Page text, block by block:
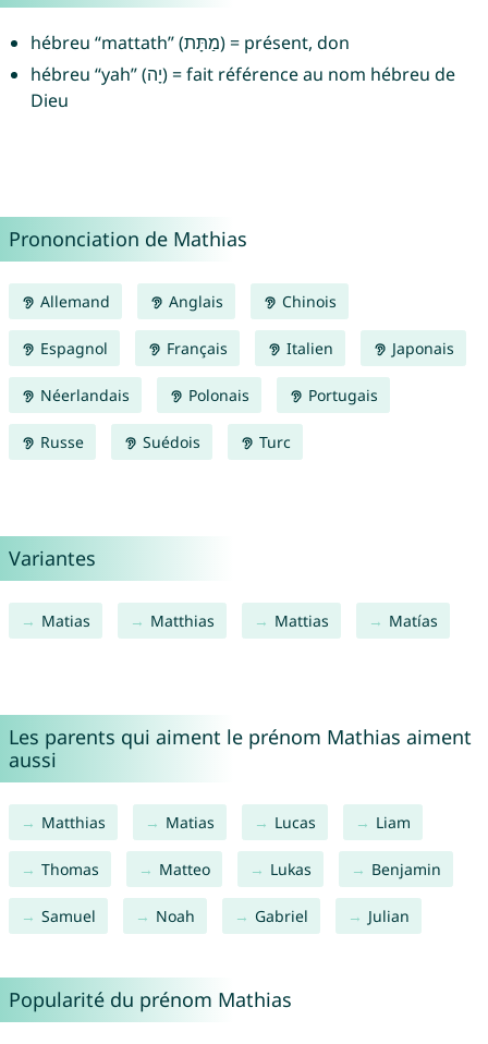
hébreu “mattath” (מַתָּת) = présent, don
hébreu “yah” (יָה) = fait référence au nom hébreu de
Dieu
Prononciation de Mathias
Allemand Anglais Chinois
Espagnol Français Italien Japonais
Néerlandais Polonais Portugais
Russe Suédois Turc
Variantes
Matias Matthias Mattias Matías
Les parents qui aiment le prénom Mathias aiment
aussi
Matthias Matias Lucas Liam
Thomas Matteo Lukas Benjamin
Samuel Noah Gabriel Julian
Popularité du prénom Mathias